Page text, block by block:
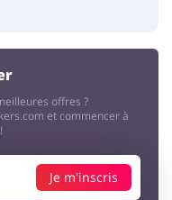
offres ?
et commencer à
Je m'inscris